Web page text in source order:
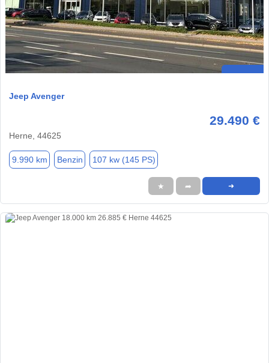
Jeep Avenger
29.490 €
Herne, 44625
9.990 km Benzin 107 kw (145 PS)
★ ➦ ➜